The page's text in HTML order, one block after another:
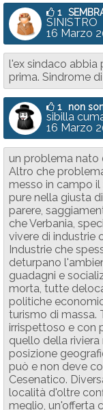
1
SINISTRO
16 Marzo
l'ex sindaco abbia
prima. Sindrome
1 non
sibilla
16 Marzo
un problema nato
Altro che
messo in campo
pure nella giusta
parere,
che Verbania,
vivere di industrie
Industrie che
deturpano
guadagni e
morta, tutte
politiche
turismo di massa.
irrispettoso e con
quello della riviera
posizione
può e non deve
Cesenatico.
località d'oltre
meglio, un'offerta